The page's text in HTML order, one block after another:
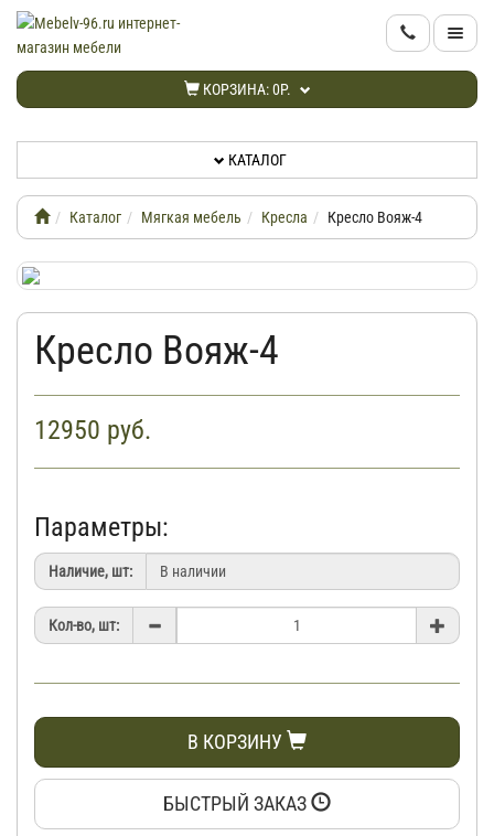
КОРЗИНА:0Р.
КАТАЛОГ
НОВИНКИ
ИНФОРМАЦИЯ
КАБИНЕТ
КОНТАКТЫ
КАТАЛОГ
Каталог Мягкая мебель Кресла Кресло Вояж-4
Кресло Вояж-4
12950 руб.
Параметры:
Наличие, шт:
Кол-во, шт:
В КОРЗИНУ
БЫСТРЫЙ ЗАКАЗ